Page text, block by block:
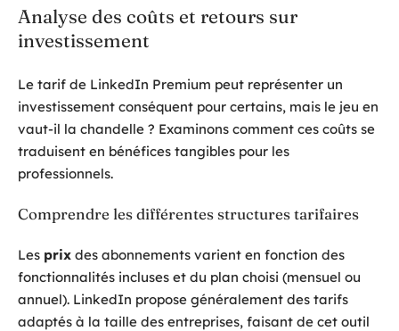
Analyse des coûts et retours sur
investissement
Le tarif de LinkedIn Premium peut représenter un
investissement conséquent pour certains, mais le jeu en
vaut-il la chandelle ? Examinons comment ces coûts se
traduisent en bénéfices tangibles pour les
professionnels.
Comprendre les différentes structures tarifaires
Les prix des abonnements varient en fonction des
fonctionnalités incluses et du plan choisi (mensuel ou
annuel). LinkedIn propose généralement des tarifs
adaptés à la taille des entreprises, faisant de cet outil